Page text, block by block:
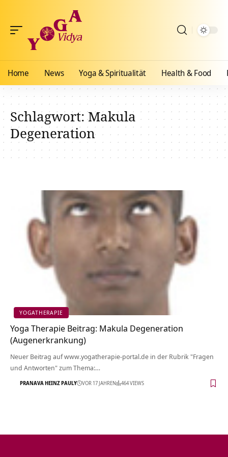
Home News Yoga & Spiritualität Health & Food
Schlagwort:Makula
Degeneration
YOGATHERAPIE
Yoga Therapie Beitrag: Makula Degeneration
(Augenerkrankung)
Neuer Beitrag auf www.yogatherapie-portal.de in der Rubrik "Fragen
und Antworten" zum Thema:…
PRANAVA HEINZ PAULY VOR 17 JAHREN 464 VIEWS